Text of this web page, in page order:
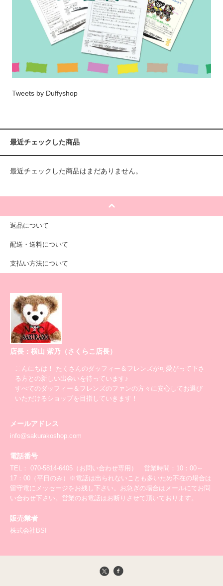
Tweets by Duffyshop
最近チェックした商品
最近チェックした商品はまだありません。
返品について
配送・送料について
支払い方法について
店長：横山 紫乃（さくらこ店長）
こんにちは！ たくさんのダッフィー＆フレンズが可愛がって下さ
る方との新しい出会いを待っています♪
すべてのダッフィー＆フレンズのファンの方々に安心してお選び
いただけるショップを目指していきます！
メールアドレス
info@sakurakoshop.com
電話番号
TEL： 070-5814-6405（お問い合わせ専用） 営業時間：10：00～
17：00（平日のみ）※電話は出られないことも多いため不在の場合は
留守電にメッセージをお残し下さい。お急ぎの場合はメールにてお問
い合わせ下さい。営業のお電話はお断りさせて頂いております。
販売業者
株式会社BSI